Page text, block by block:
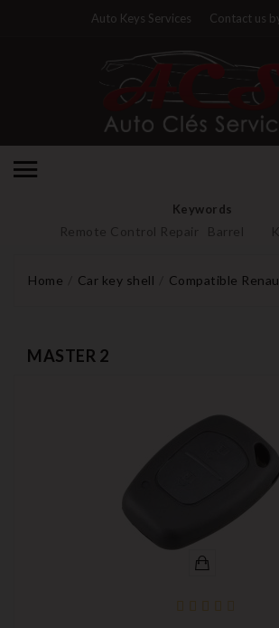
Auto Keys Services Contact us
Keywords
Remote Control Repair Barrel
Home Car key shell Compatible
MASTER 2